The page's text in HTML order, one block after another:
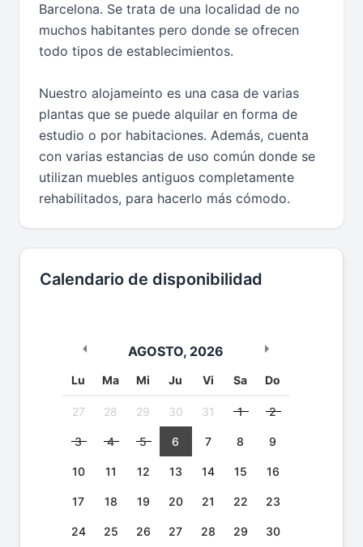
Barcelona. Se trata de una localidad de no
muchos habitantes pero donde se ofrecen
todo tipos de establecimientos.
Nuestro alojameinto es una casa de varias
plantas que se puede alquilar en forma de
estudio o por habitaciones. Además, cuenta
con varias estancias de uso común donde se
utilizan muebles antiguos completamente
rehabilitados, para hacerlo más cómodo.
Calendario de disponibilidad
AGOSTO, 2026
Lu Ma Mi Ju Vi Sa Do
27 28 29 30 31 1 2
3 4 5 6 7 8 9
10 11 12 13 14 15 16
17 18 19 20 21 22 23
24 25 26 27 28 29 30